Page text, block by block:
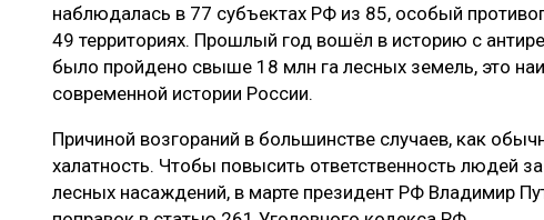
наблюдалась в 77 субъектах РФ из 85, особый
49 территориях. Прошлый год вошёл в историю с
было пройдено свыше 18 млн га лесных земель, это
современной истории России.
Причиной возгораний в большинстве случаев, как
халатность. Чтобы повысить ответственность людей
лесных насаждений, в марте президент РФ Владимир